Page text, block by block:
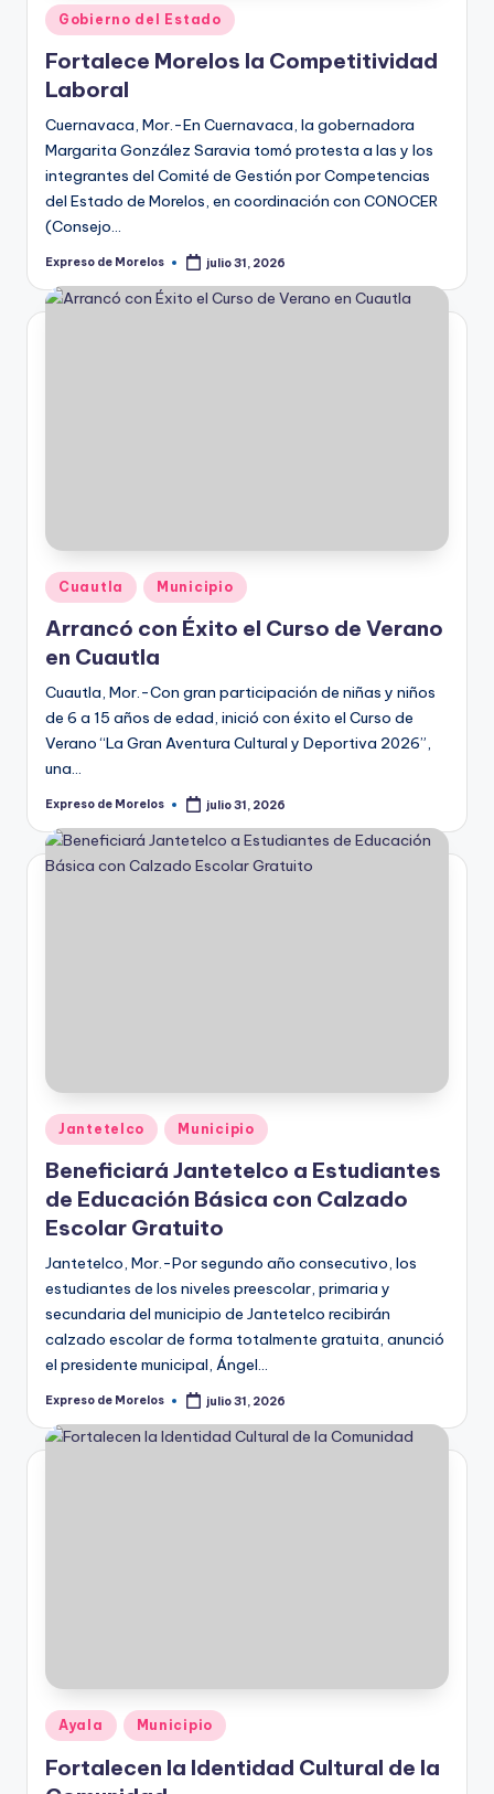
Publicado
en
Gobierno del Estado
Fortalece Morelos la Competitividad
Laboral
Cuernavaca, Mor.-En Cuernavaca, la gobernadora
Margarita González Saravia tomó protesta a las y los
integrantes del Comité de Gestión por Competencias
del Estado de Morelos, en coordinación con CONOCER
(Consejo…
Publicado
Expreso de Morelos julio 31, 2026
Publicado
en
Cuautla Municipio
Arrancó con Éxito el Curso de Verano
en Cuautla
Cuautla, Mor.-Con gran participación de niñas y niños
de 6 a 15 años de edad, inició con éxito el Curso de
Verano “La Gran Aventura Cultural y Deportiva 2026”,
una…
Publicado
Expreso de Morelos julio 31, 2026
Publicado
en
Jantetelco Municipio
Beneficiará Jantetelco a Estudiantes
de Educación Básica con Calzado
Escolar Gratuito
Jantetelco, Mor.-Por segundo año consecutivo, los
estudiantes de los niveles preescolar, primaria y
secundaria del municipio de Jantetelco recibirán
calzado escolar de forma totalmente gratuita, anunció
el presidente municipal, Ángel…
Publicado
Expreso de Morelos julio 31, 2026
Publicado
en
Ayala Municipio
Fortalecen la Identidad Cultural de la